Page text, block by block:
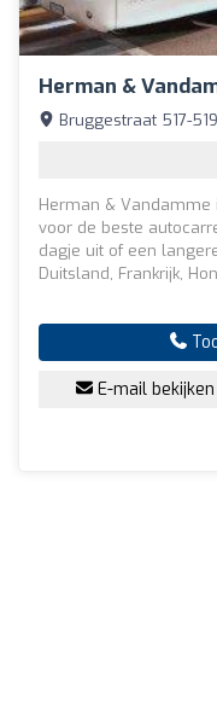
Herman &
Bruggestraat 517-
Herman &
voor de beste
dagje uit of een
Duitsland, Frankrijk,
E-mail bekijken